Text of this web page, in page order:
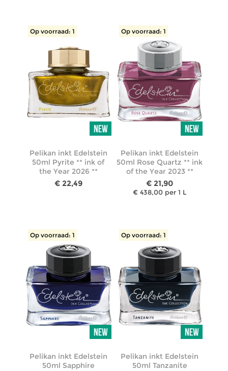
Op voorraad: 1
Pelikan inkt Edelstein
50ml Pyrite ** ink of
the Year 2026 **
€ 22,49
Op voorraad: 1
Pelikan inkt Edelstein
50ml Rose Quartz ** ink
of the Year 2023 **
€ 21,90
€ 438,00 per 1 L
Op voorraad: 1
Pelikan inkt Edelstein
50ml Sapphire
Op voorraad: 1
Pelikan inkt Edelstein
50ml Tanzanite